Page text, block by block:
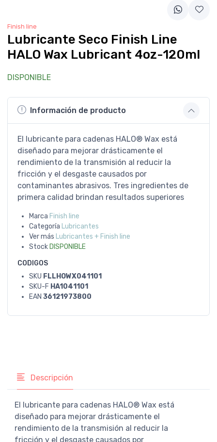
Finish line
Lubricante Seco Finish Line
HALO Wax Lubricant 4oz-120ml
DISPONIBLE
Información de producto
El lubricante para cadenas HALO® Wax está
diseñado para mejorar drásticamente el
rendimiento de la transmisión al reducir la
fricción y el desgaste causados ​​por
contaminantes abrasivos. Tres ingredientes de
primera calidad brindan resultados superiores
Marca Finish line
Categoría Lubricantes
Ver más Lubricantes + Finish line
Stock DISPONIBLE
CODIGOS
SKU FLLHOWX041101
SKU-F HA1041101
EAN 36121973800
Descripción
El lubricante para cadenas HALO® Wax está
diseñado para mejorar drásticamente el
rendimiento de la transmisión al reducir la
fricción y el desgaste causados ​​por